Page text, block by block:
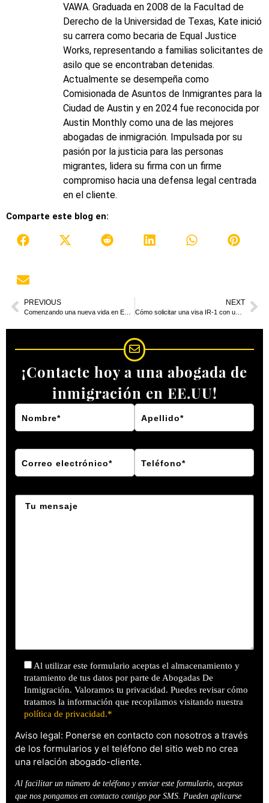
VAWA. Graduada en 2008 de la Facultad de
Derecho de la Universidad de Texas, Kate inició
su carrera como becaria de Equal Justice
Works, representando a familias solicitantes de
asilo que se encontraban detenidas.
Actualmente se desempeña como
Comisionada de Asuntos de Inmigrantes para la
Ciudad de Austin y en 2024 fue reconocida por
Austin Monthly como una de las mejores
abogadas de inmigración. Impulsada por su
pasión por la justicia para las personas
migrantes, lidera su firma con un firme
compromiso hacia una defensa legal centrada
en el cliente.
Comparte este blog en:
PREVIOUS NEXT
Cómo solicitar una visa IR-1 con una carta de recomendación
¡Contacte hoy a una abogada de
inmigración en EE.UU!
Al utilizar este formulario aceptas el almacenamiento y
tratamiento de tus datos por parte de Abogadas De
Inmigración. Valoramos tu privacidad. Puedes revisar cómo
tratamos la información que recopilamos visitando nuestra
política de privacidad.*
Aviso legal: Ponerse en contacto con nosotros a través
de los formularios y el teléfono del sitio web no crea
una relación abogado-cliente.
Al facilitar un número de teléfono y enviar este formulario, aceptas
que nos pongamos en contacto contigo por SMS. Pueden aplicarse